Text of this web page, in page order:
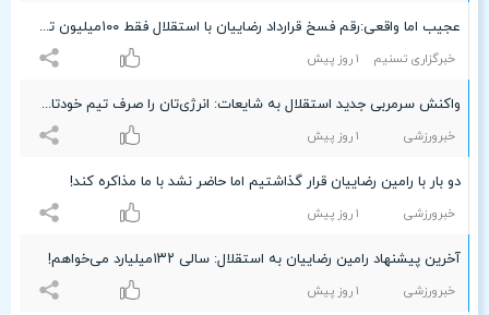
عجیب اما واقعی:رقم فسخ قرارداد رضاییان با استقلال فقط ۱۰۰میلیون تومان!
خبرگزاری تسنیم ۱ روز پیش
واکنش سرمربی جدید استقلال به شایعات: انرژی‌تان را صرف تیم خودتان کنید! +عکس
خبرورزشی ۱ روز پیش
دو بار با رامین رضاییان قرار گذاشتیم اما حاضر نشد با ما مذاکره کند!
خبرورزشی ۱ روز پیش
آخرین پیشنهاد رامین رضاییان به استقلال: سالی ۱۳۲میلیارد می‌خواهم!
خبرورزشی ۱ روز پیش